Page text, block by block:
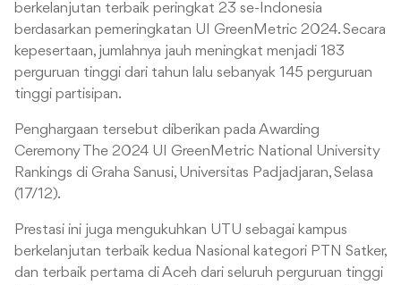
berkelanjutan terbaik peringkat 23 se-Indonesia
berdasarkan pemeringkatan UI GreenMetric 2024. Secara
kepesertaan, jumlahnya jauh meningkat menjadi 183
perguruan tinggi dari tahun lalu sebanyak 145 perguruan
tinggi partisipan.
Penghargaan tersebut diberikan pada Awarding
Ceremony The 2024 UI GreenMetric National University
Rankings di Graha Sanusi, Universitas Padjadjaran, Selasa
(17/12).
Prestasi ini juga mengukuhkan UTU sebagai kampus
berkelanjutan terbaik kedua Nasional kategori PTN Satker,
dan terbaik pertama di Aceh dari seluruh perguruan tinggi